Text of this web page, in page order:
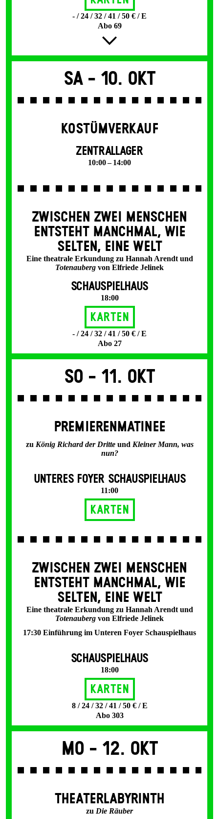
- / 24 / 32 / 41 / 50 € / E
Abo 69
Sa - 10. Okt
KOSTÜMVERKAUF
ZENTRALLAGER
10:00 – 14:00
ZWISCHEN ZWEI MENSCHEN
ENT­STEHT MANCH­MAL, WIE
SELTEN, EINE WELT
Eine theatrale Erkundung zu Hannah Arendt und
Totenauberg von Elfriede Jelinek
SCHAUSPIELHAUS
18:00
Karten
- / 24 / 32 / 41 / 50 € / E
Abo 27
So - 11. Okt
PREMIERENMATINEE
zu König Richard der Dritte und Kleiner Mann, was
nun?
UNTERES FOYER SCHAUSPIELHAUS
11:00
Karten
ZWISCHEN ZWEI MENSCHEN
ENT­STEHT MANCH­MAL, WIE
SELTEN, EINE WELT
Eine theatrale Erkundung zu Hannah Arendt und
Totenauberg von Elfriede Jelinek
17:30 Einführung im Unteren Foyer Schauspielhaus
SCHAUSPIELHAUS
18:00
Karten
8 / 24 / 32 / 41 / 50 € / E
Abo 303
Mo - 12. Okt
THEATERLABYRINTH
zu Die Räuber